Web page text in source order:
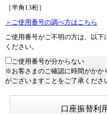
［半角13桁］
＞ご使用番号の調べ方はこちら
ご使用番号がご不明の方は、以
ください。
ご使用番号が分からない
※お客さまのご確認に時間がかか
がございますことをご了承くださ
口座振替利